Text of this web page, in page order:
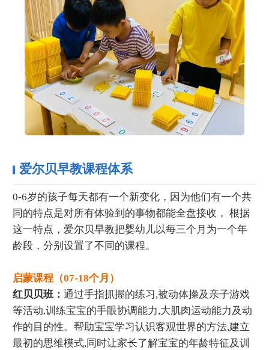
爱尔贝早教课程体系
0-6岁的孩子每天都有一个新变化，因为他们有一个共
同的特点是对所有体验到的事物都能全盘接收， 根据
这一特点，爱尔贝早教把婴幼儿以每三个月为一个年
龄段，分别设置了不同的课程。
启蒙课程（07-18个月）
红贝贝班： 通过手指抓握的练习,被动体操及亲子游戏
等活动,训练宝宝的手眼协调能力,大肌肉运动能力及动
作的目的性。帮助宝宝学习认识客观世界的方法,建立
最初的思维模式,同时让家长了解宝宝的年龄特征及训